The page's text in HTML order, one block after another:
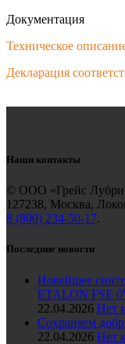
Документация
Техническое
Декларация
Наши контакты
© ООО «Грейс
127238, Москва,
8 (800) 234-50-17.
Последние новости
Новейшее
ETALON FSE
22.04.2026 Нет
Сохраняем
22.04.2026 Нет